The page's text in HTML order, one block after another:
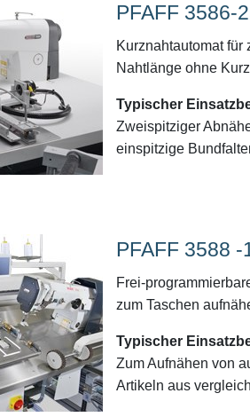
PFAFF 3586-
Kurznahtautomat
Nahtlänge ohne
Typischer
Zweispitziger
einspitzige
PFAFF 3588
Frei-
zum Taschen
Typischer
Zum Aufnähen von
Artikeln aus